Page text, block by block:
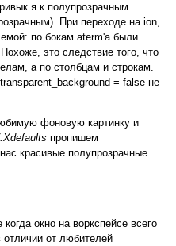
я к полупрозрачным
При переходе на ion,
по бокам aterm'a были
это следствие того, что
а по столбцам и строкам.
= false не
фоновую картинку и
пропишем
красивые полупрозрачные
окно на воркспейсе всего
отличии от любителей